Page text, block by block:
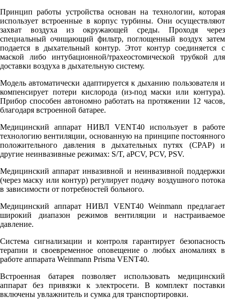
Принцип работы устройства основан на технологии, которая
использует встроенные в корпус турбины. Они осуществляют
захват воздуха из окружающей среды. Проходя через
специальный очищающий фильтр, поглощенный воздух затем
подается в дыхательный контур. Этот контур соединяется с
маской либо интубационной/трахеостомической трубкой для
доставки воздуха в дыхательную систему.
Модель автоматически адаптируется к дыханию пользователя и
компенсирует потери кислорода (из-под маски или контура).
Прибор способен автономно работать на протяжении 12 часов,
благодаря встроенной батарее.
Медицинский аппарат НИВЛ VENT40 использует в работе
технологию вентиляции, основанную на принципе постоянного
положительного давления в дыхательных путях (CPAP) и
другие неинвазивные режимах: S/T, aPCV, PCV, PSV.
Медицинский аппарат инвазивной и неинвазивной поддержки
(через маску или контур) регулирует подачу воздушного потока
в зависимости от потребностей больного.
Медицинский аппарат НИВЛ VENT40 Weinmann предлагает
широкий диапазон режимов вентиляции и настраиваемое
давление.
Система сигнализации и контроля гарантирует безопасность
терапии и своевременное оповещение о любых аномалиях в
работе аппарата Weinmann Prisma VENT40.
Встроенная батарея позволяет использовать медицинский
аппарат без привязки к электросети. В комплект поставки
включены увлажнитель и сумка для транспортировки.